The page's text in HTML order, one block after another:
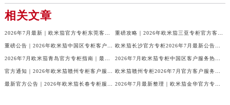
相关文章
2026年7月最新｜欧米茄官方专柜东莞客户服务电话及门店信息一册通 重磅攻略｜2026年欧米茄三亚专柜官方客户服务热线与门店信息大全
重磅公告｜2026年欧米茄中国区专柜客户服务电话（7月最新）全收录 欧米茄长沙官方专柜2026年7月最新公告｜服务热线与客户服务信息
2026年7月欧米茄青岛官方专柜指南｜最新门店服务+专属客服热线，建议收藏 2026年7月欧米茄专柜中国区客户服务热线｜官方公告+门店详情全解读
官方通知｜2026年欧米茄赣州专柜客户服务热线全新升级（附7月最新专柜信息汇总） 欧米茄赣州专柜2026年7月官方客户服务热线｜信息汇总与核验
最新官方公告｜2026年欧米茄长春专柜服务信息整合，客服热线7月已更新 2026年7月最新整理｜欧米茄金华官方专柜名录及客户服务电话，一篇看懂！